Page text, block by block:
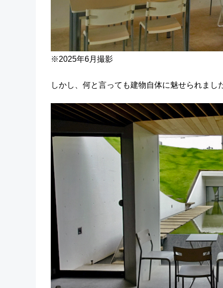
※2025年6月撮影
しかし、何と言っても建物自体に魅せられまし